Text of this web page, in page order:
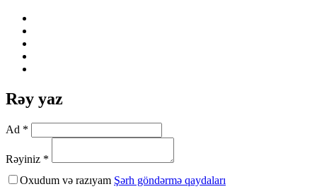
Rəy yaz
Ad *
Rəyiniz *
Oxudum və razıyam Şərh göndərmə qaydaları